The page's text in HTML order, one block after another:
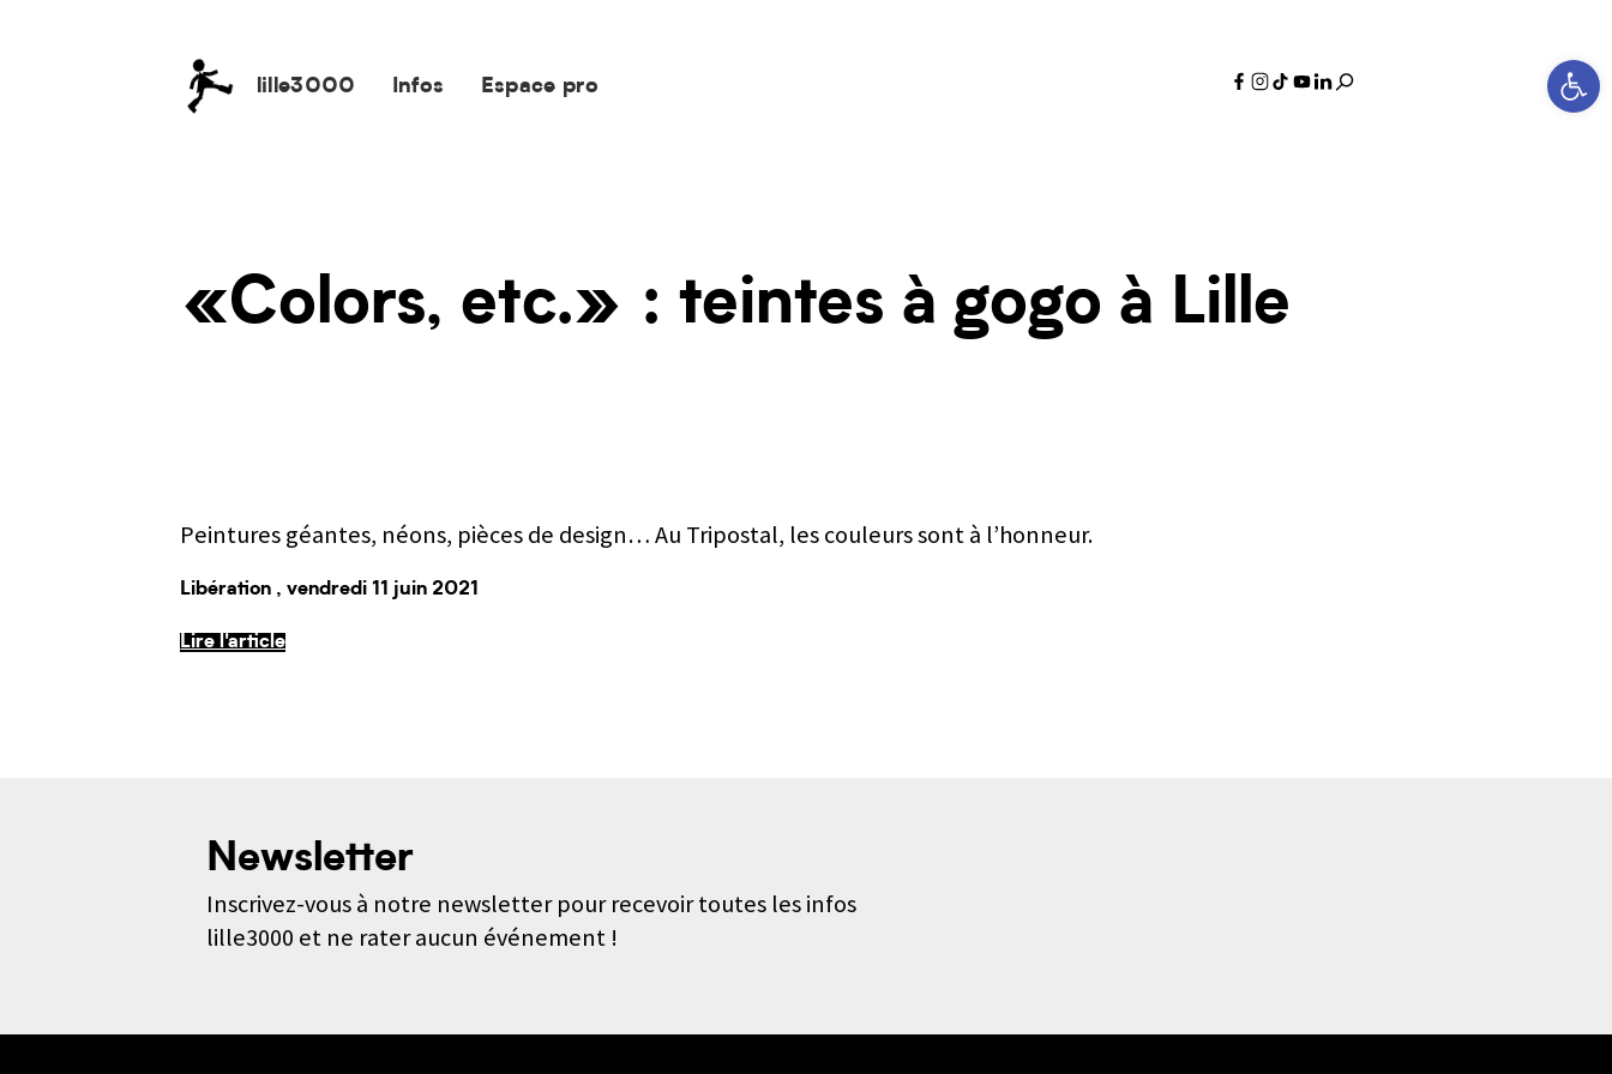
Ouvrir la
lille3000 Infos Espace pro
«Colors, etc.» : teintes à gogo à Lille
Peintures géantes, néons, pièces de design… Au Tripostal, les couleurs sont à l’honneur.
Libération , vendredi 11 juin 2021
Lire l'article
Newsletter
Inscrivez-vous à notre newsletter pour recevoir toutes les infos
lille3000 et ne rater aucun événement !